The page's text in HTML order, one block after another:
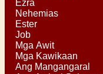
Ezra
Nehemias
Ester
Job
Mga Awit
Mga Kawikaan
Ang Mangangaral